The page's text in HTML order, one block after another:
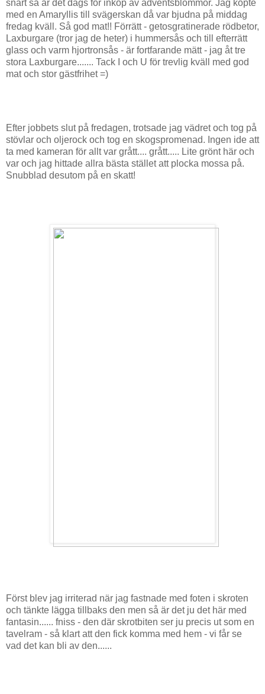
snart så är det dags för inköp av adventsblommor. Jag köpte
med en Amaryllis till svägerskan då var bjudna på middag
fredag kväll. Så god mat!! Förrätt - getosgratinerade rödbetor,
Laxburgare (tror jag de heter) i hummersås och till efterrätt
glass och varm hjortronsås - är fortfarande mätt - jag åt tre
stora Laxburgare....... Tack I och U för trevlig kväll med god
mat och stor gästfrihet =)
Efter jobbets slut på fredagen, trotsade jag vädret och tog på
stövlar och oljerock och tog en skogspromenad. Ingen ide att
ta med kameran för allt var grått.... grått..... Lite grönt här och
var och jag hittade allra bästa stället att plocka mossa på.
Snubblad desutom på en skatt!
Först blev jag irriterad när jag fastnade med foten i skroten
och tänkte lägga tillbaks den men så är det ju det här med
fantasin...... fniss - den där skrotbiten ser ju precis ut som en
tavelram - så klart att den fick komma med hem - vi får se
vad det kan bli av den......